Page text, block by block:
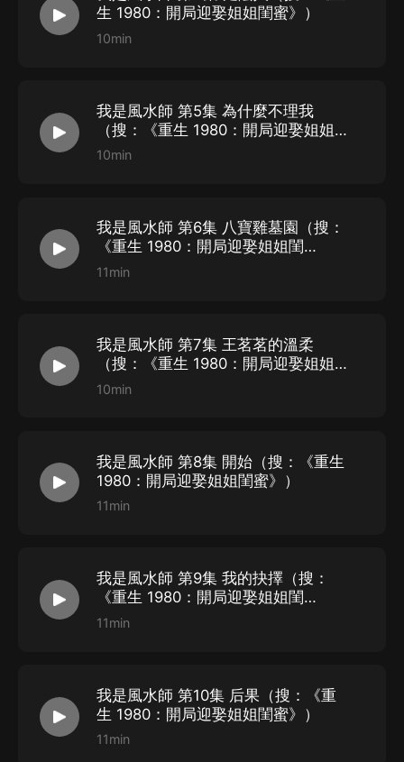
川 艽 ：梁國豪
大 鳯 ：嚴 濤、宋 睿
醉凡人 ：法 辰
桓 嘉 ：宋 易、張 景
閏土土 ：王茗茗
奕淵酒酒：金九兒
犖 棋 ：薑 靈
安 卅 ：吳蔓竹、柳絲蘊
段雲卿 ：上官凝
清善子 ：素心淮、敖妍
西 拉 ：苗 嬸、白豔麗
出 品 ：喜馬拉雅
作 者 ：你是我的女主角
項目監制：琳 琳、茗 予、子 龍、野 兔
后 期 ：憑海臨風
畫 本 ：泡泡龍
生 1980：開局迎娶姐姐閨蜜》）
10min
我是風水師 第5集 為什麼不理我
（搜：《重生 1980：開局迎娶姐姐
閨蜜》）
10min
我是風水師 第6集 八寶雞墓園（搜：
《重生 1980：開局迎娶姐姐閨
蜜》）
11min
我是風水師 第7集 王茗茗的溫柔
（搜：《重生 1980：開局迎娶姐姐
閨蜜》）
10min
我是風水師 第8集 開始（搜：《重生
1980：開局迎娶姐姐閨蜜》）
11min
我是風水師 第9集 我的抉擇（搜：
《重生 1980：開局迎娶姐姐閨
蜜》）
11min
我是風水師 第10集 后果（搜：《重
生 1980：開局迎娶姐姐閨蜜》）
11min